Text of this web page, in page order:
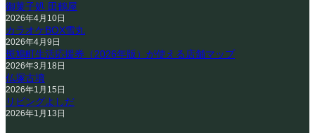
御菓子処 田鶴屋
2026年4月10日
カラオケBOX雪丸
2026年4月9日
斑鳩町生活応援券（2026年版）が使える店舗マップ
2026年3月18日
仏塚古墳
2026年1月15日
リビングよしだ
2026年1月13日